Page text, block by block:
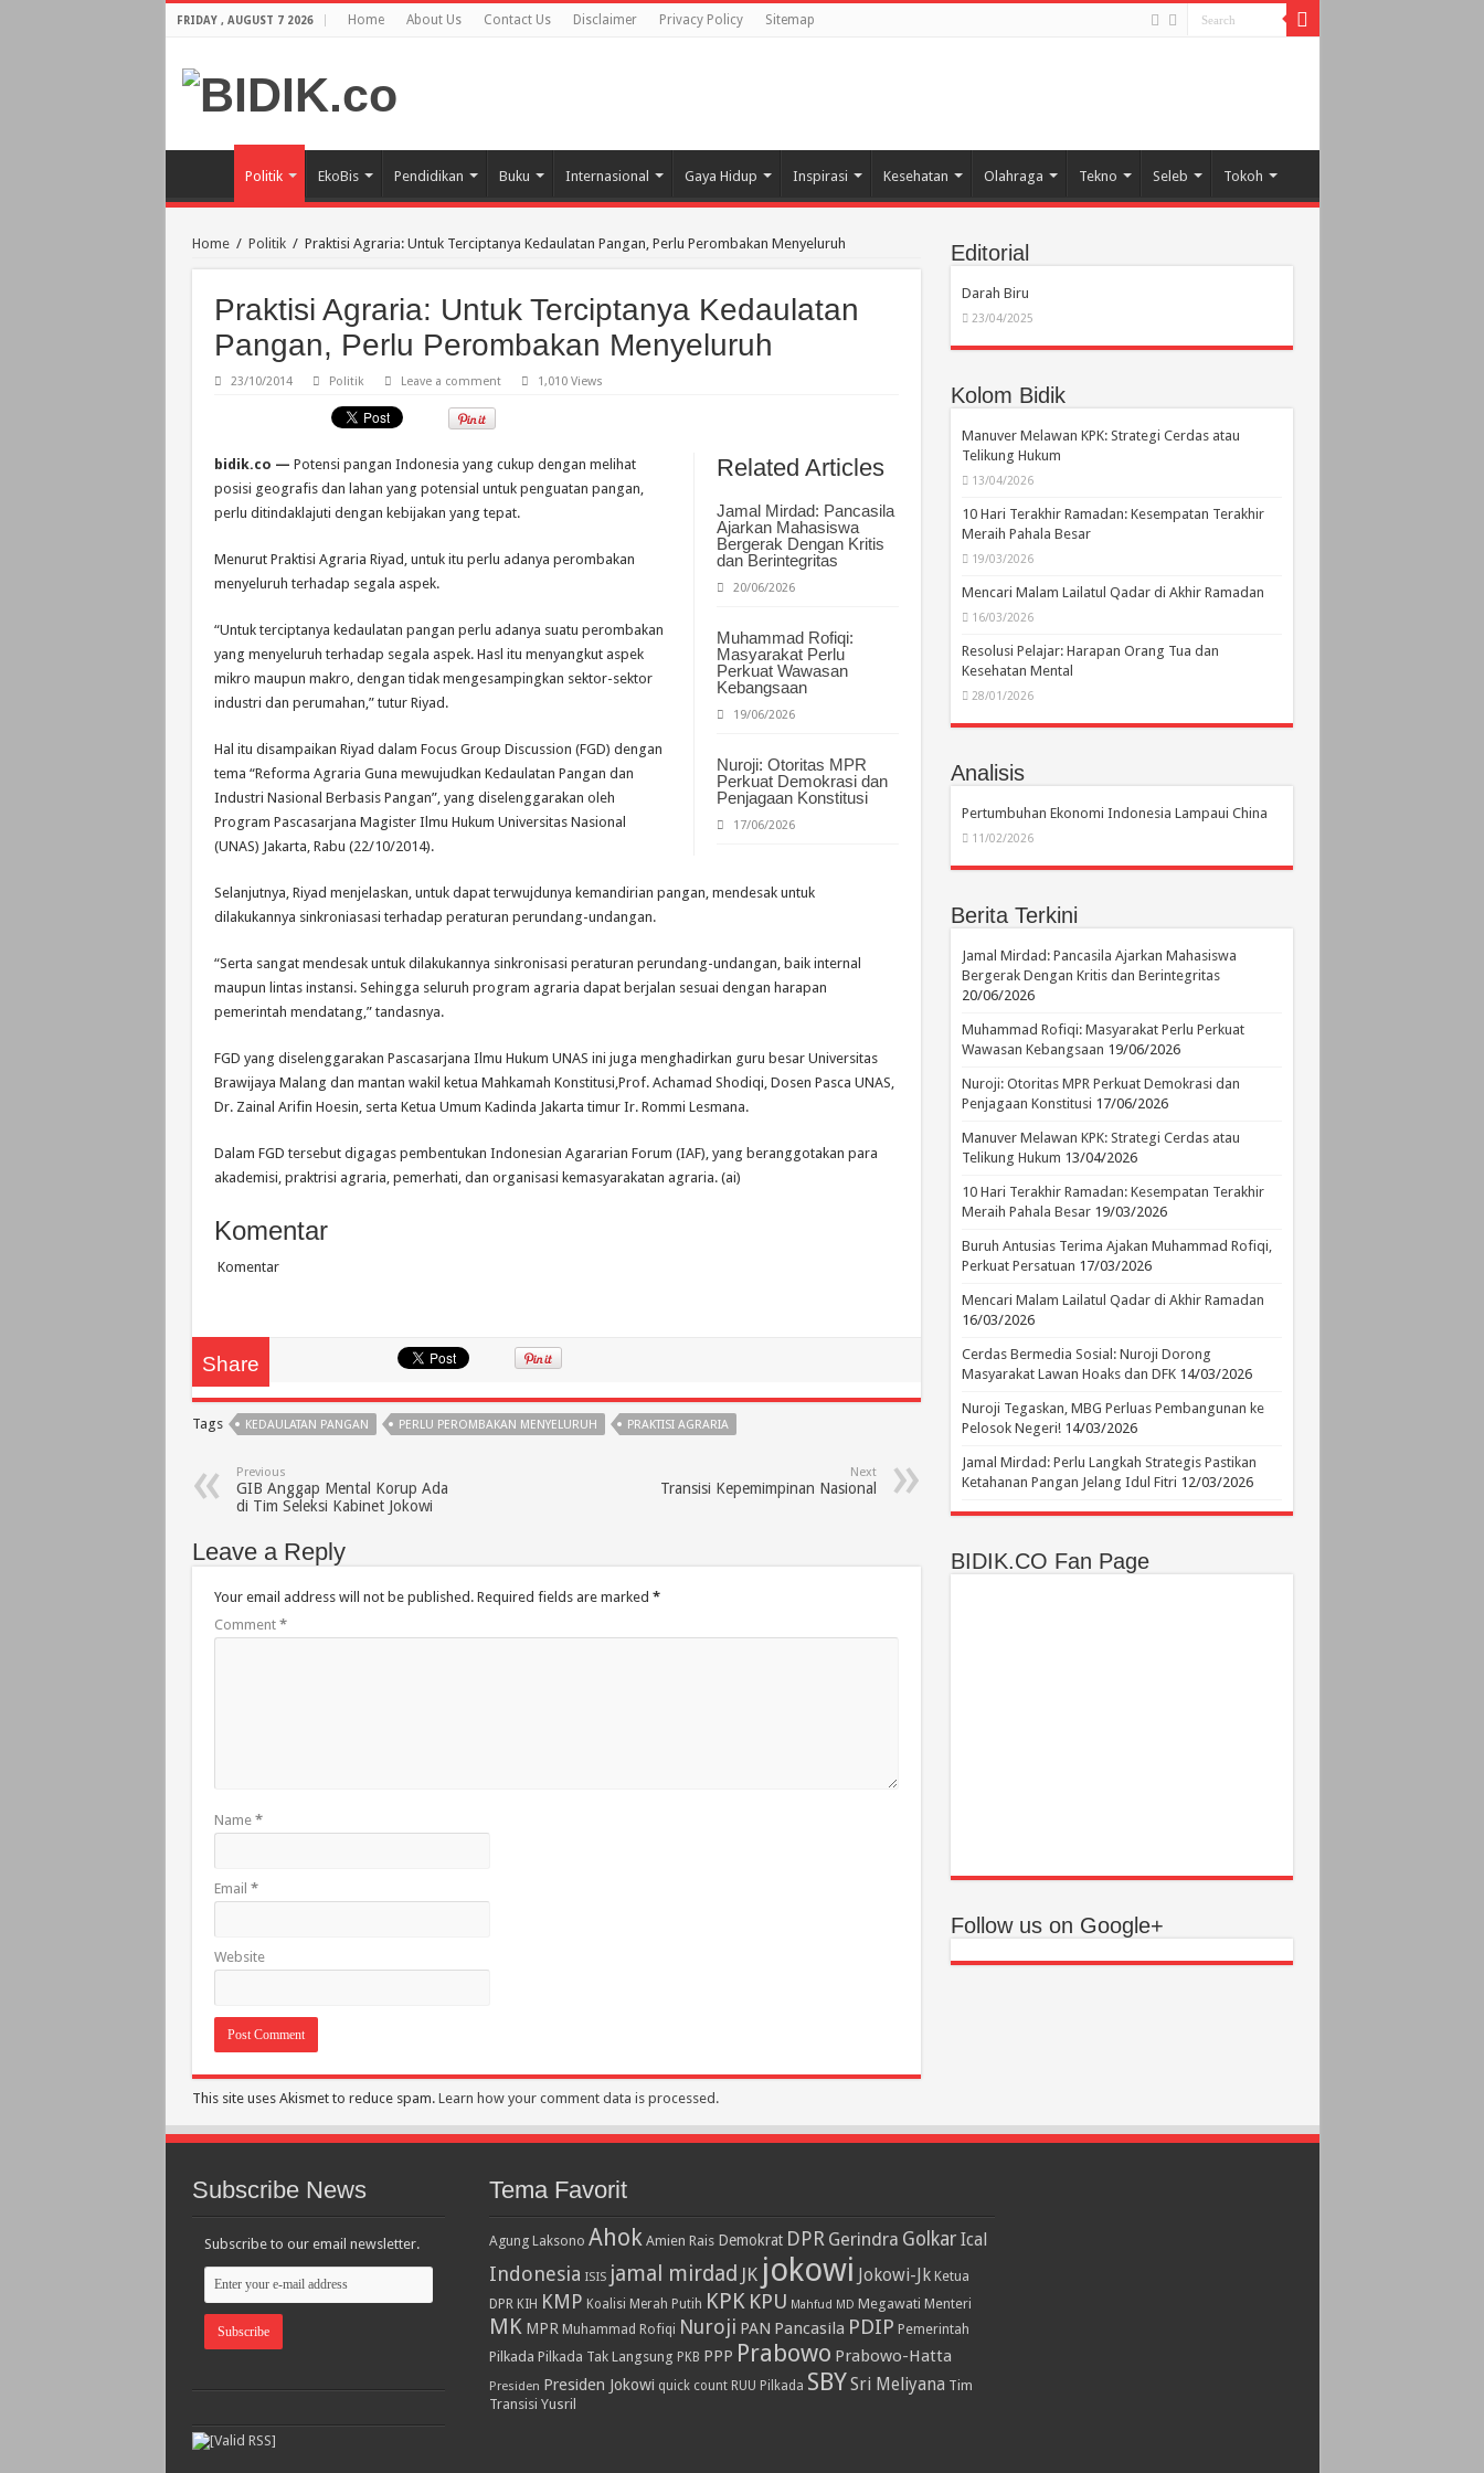
FRIDAY , AUGUST 7 2026 Home About Us Contact Us Disclaimer Privacy Policy Sitemap
Politik EkoBis Pendidikan Buku Internasional Gaya Hidup Inspirasi Kesehatan Olahraga Tekno Seleb Tokoh
Home / Politik / Praktisi Agraria: Untuk Terciptanya Kedaulatan Pangan, Perlu Perombakan Menyeluruh
Praktisi Agraria: Untuk Terciptanya Kedaulatan
Pangan, Perlu Perombakan Menyeluruh
23/10/2014 Politik Leave a comment 1,010 Views
Related Articles
Jamal Mirdad: Pancasila
Ajarkan Mahasiswa
Bergerak Dengan Kritis
dan Berintegritas
20/06/2026
Muhammad Rofiqi:
Masyarakat Perlu
Perkuat Wawasan
Kebangsaan
19/06/2026
Nuroji: Otoritas MPR
Perkuat Demokrasi dan
Penjagaan Konstitusi
17/06/2026
bidik.co — Potensi pangan Indonesia yang cukup dengan melihat
posisi geografis dan lahan yang potensial untuk penguatan pangan,
perlu ditindaklajuti dengan kebijakan yang tepat.
Menurut Praktisi Agraria Riyad, untuk itu perlu adanya perombakan
menyeluruh terhadap segala aspek.
“Untuk terciptanya kedaulatan pangan perlu adanya suatu perombakan
yang menyeluruh terhadap segala aspek. Hasl itu menyangkut aspek
mikro maupun makro, dengan tidak mengesampingkan sektor-sektor
industri dan perumahan,” tutur Riyad.
Hal itu disampaikan Riyad dalam Focus Group Discussion (FGD) dengan
tema “Reforma Agraria Guna mewujudkan Kedaulatan Pangan dan
Industri Nasional Berbasis Pangan”, yang diselenggarakan oleh
Program Pascasarjana Magister Ilmu Hukum Universitas Nasional
(UNAS) Jakarta, Rabu (22/10/2014).
Selanjutnya, Riyad menjelaskan, untuk dapat terwujdunya kemandirian pangan, mendesak untuk
dilakukannya sinkroniasasi terhadap peraturan perundang-undangan.
“Serta sangat mendesak untuk dilakukannya sinkronisasi peraturan perundang-undangan, baik internal
maupun lintas instansi. Sehingga seluruh program agraria dapat berjalan sesuai dengan harapan
pemerintah mendatang,” tandasnya.
FGD yang diselenggarakan Pascasarjana Ilmu Hukum UNAS ini juga menghadirkan guru besar Universitas
Brawijaya Malang dan mantan wakil ketua Mahkamah Konstitusi,Prof. Achamad Shodiqi, Dosen Pasca UNAS,
Dr. Zainal Arifin Hoesin, serta Ketua Umum Kadinda Jakarta timur Ir. Rommi Lesmana.
Dalam FGD tersebut digagas pembentukan Indonesian Agararian Forum (IAF), yang beranggotakan para
akademisi, praktrisi agraria, pemerhati, dan organisasi kemasyarakatan agraria. (ai)
Komentar
Komentar
Share
Tags KEDAULATAN PANGAN PERLU PEROMBAKAN MENYELURUH PRAKTISI AGRARIA
Previous
GIB Anggap Mental Korup Ada
di Tim Seleksi Kabinet Jokowi
Next
Transisi Kepemimpinan Nasional
Leave a Reply
Your email address will not be published. Required fields are marked *
Comment *
Name *
Email *
Website
This site uses Akismet to reduce spam. Learn how your comment data is processed.
Editorial
Darah Biru
23/04/2025
Kolom Bidik
Manuver Melawan KPK: Strategi Cerdas atau
Telikung Hukum
13/04/2026
10 Hari Terakhir Ramadan: Kesempatan Terakhir
Meraih Pahala Besar
19/03/2026
Mencari Malam Lailatul Qadar di Akhir Ramadan
16/03/2026
Resolusi Pelajar: Harapan Orang Tua dan
Kesehatan Mental
28/01/2026
Analisis
Pertumbuhan Ekonomi Indonesia Lampaui China
11/02/2026
Berita Terkini
Jamal Mirdad: Pancasila Ajarkan Mahasiswa
Bergerak Dengan Kritis dan Berintegritas
20/06/2026
Muhammad Rofiqi: Masyarakat Perlu Perkuat
Wawasan Kebangsaan 19/06/2026
Nuroji: Otoritas MPR Perkuat Demokrasi dan
Penjagaan Konstitusi 17/06/2026
Manuver Melawan KPK: Strategi Cerdas atau
Telikung Hukum 13/04/2026
10 Hari Terakhir Ramadan: Kesempatan Terakhir
Meraih Pahala Besar 19/03/2026
Buruh Antusias Terima Ajakan Muhammad Rofiqi,
Perkuat Persatuan 17/03/2026
Mencari Malam Lailatul Qadar di Akhir Ramadan
16/03/2026
Cerdas Bermedia Sosial: Nuroji Dorong
Masyarakat Lawan Hoaks dan DFK 14/03/2026
Nuroji Tegaskan, MBG Perluas Pembangunan ke
Pelosok Negeri! 14/03/2026
Jamal Mirdad: Perlu Langkah Strategis Pastikan
Ketahanan Pangan Jelang Idul Fitri 12/03/2026
BIDIK.CO Fan Page
Follow us on Google+
Subscribe News
Subscribe to our email newsletter.
Tema Favorit
Agung Laksono Ahok Amien Rais Demokrat DPR Gerindra Golkar Ical
Indonesia ISIS jamal mirdad JK jokowi Jokowi-Jk Ketua
DPR KIH KMP Koalisi Merah Putih KPK KPU Mahfud MD Megawati Menteri
MK MPR Muhammad Rofiqi Nuroji PAN Pancasila PDIP Pemerintah
Pilkada Pilkada Tak Langsung PKB PPP Prabowo Prabowo-Hatta
Presiden Presiden Jokowi quick count RUU Pilkada SBYSri Meliyana Tim
Transisi Yusril